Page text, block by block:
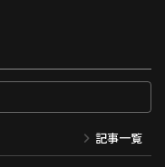
記事一覧